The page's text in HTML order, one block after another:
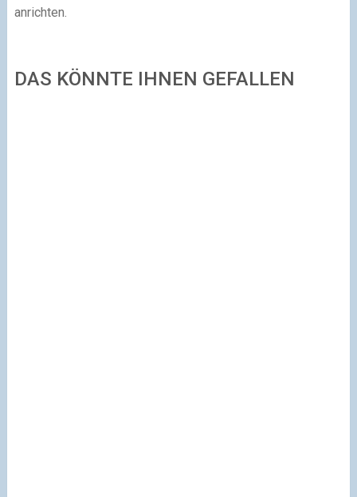
anrichten.
DAS KÖNNTE IHNEN GEFALLEN